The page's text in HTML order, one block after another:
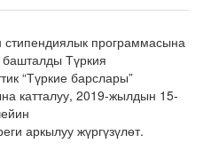
программасына
башталды Түркия
“Түркие барслары”
катталуу, 2019-жылдын 15-
аркылуу жүргүзүлөт.